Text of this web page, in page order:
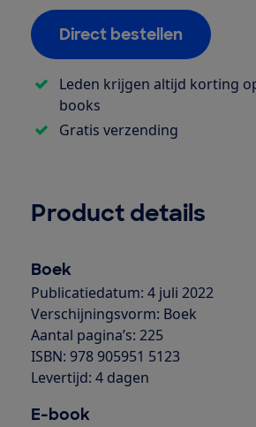
Direct bestellen
Leden krijgen altijd korting
books
Gratis verzending
Product details
Boek
Publicatiedatum: 4 juli 2022
Verschijningsvorm: Boek
Aantal pagina’s: 225
ISBN: 978 905951 5123
Levertijd: 4 dagen
E-book